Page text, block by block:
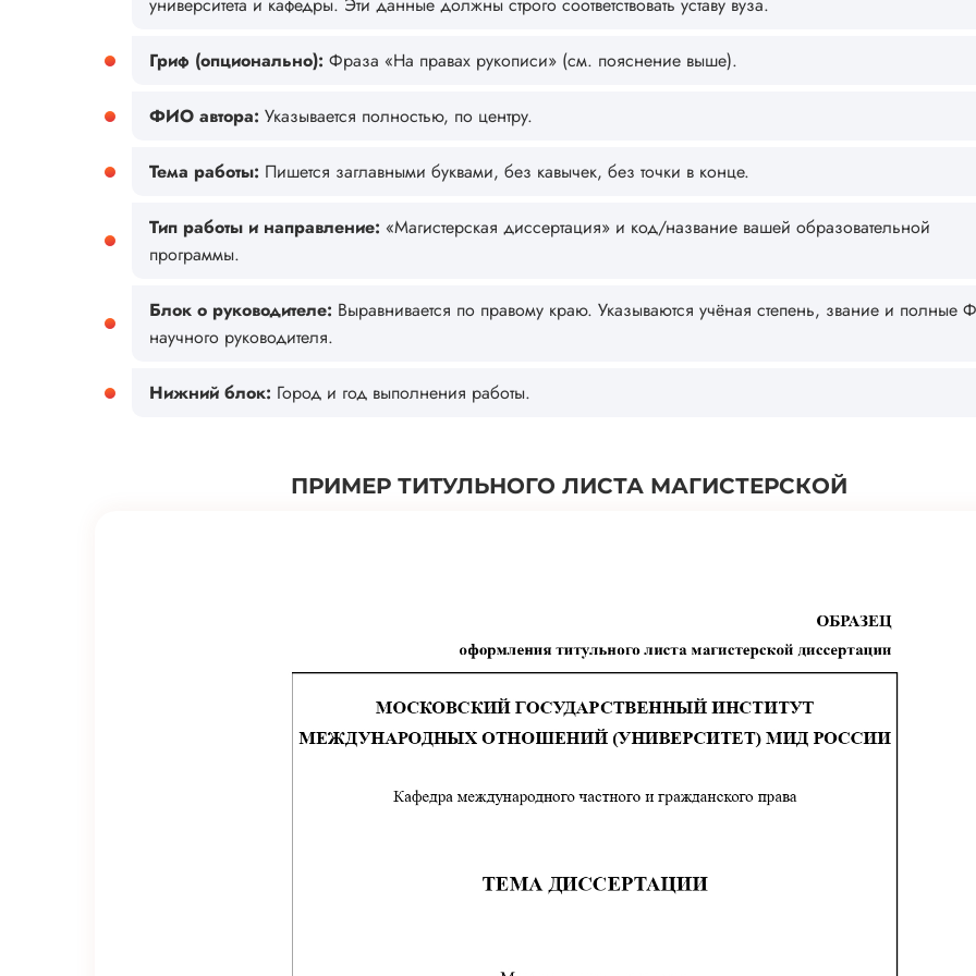
Гриф (опционально): Фраза «На правах рукописи» (см. пояснение выше).
ФИО автора: Указывается полностью, по центру.
Тема работы: Пишется заглавными буквами, без кавычек, без точки в конце.
Тип работы и направление: «Магистерская диссертация» и код/название вашей образовательной
программы.
Блок о руководителе: Выравнивается по правому краю. Указываются учёная степень, звание и
научного руководителя.
Нижний блок: Город и год выполнения работы.
ПРИМЕР ТИТУЛЬНОГО ЛИСТА МАГИСТЕРСКОЙ